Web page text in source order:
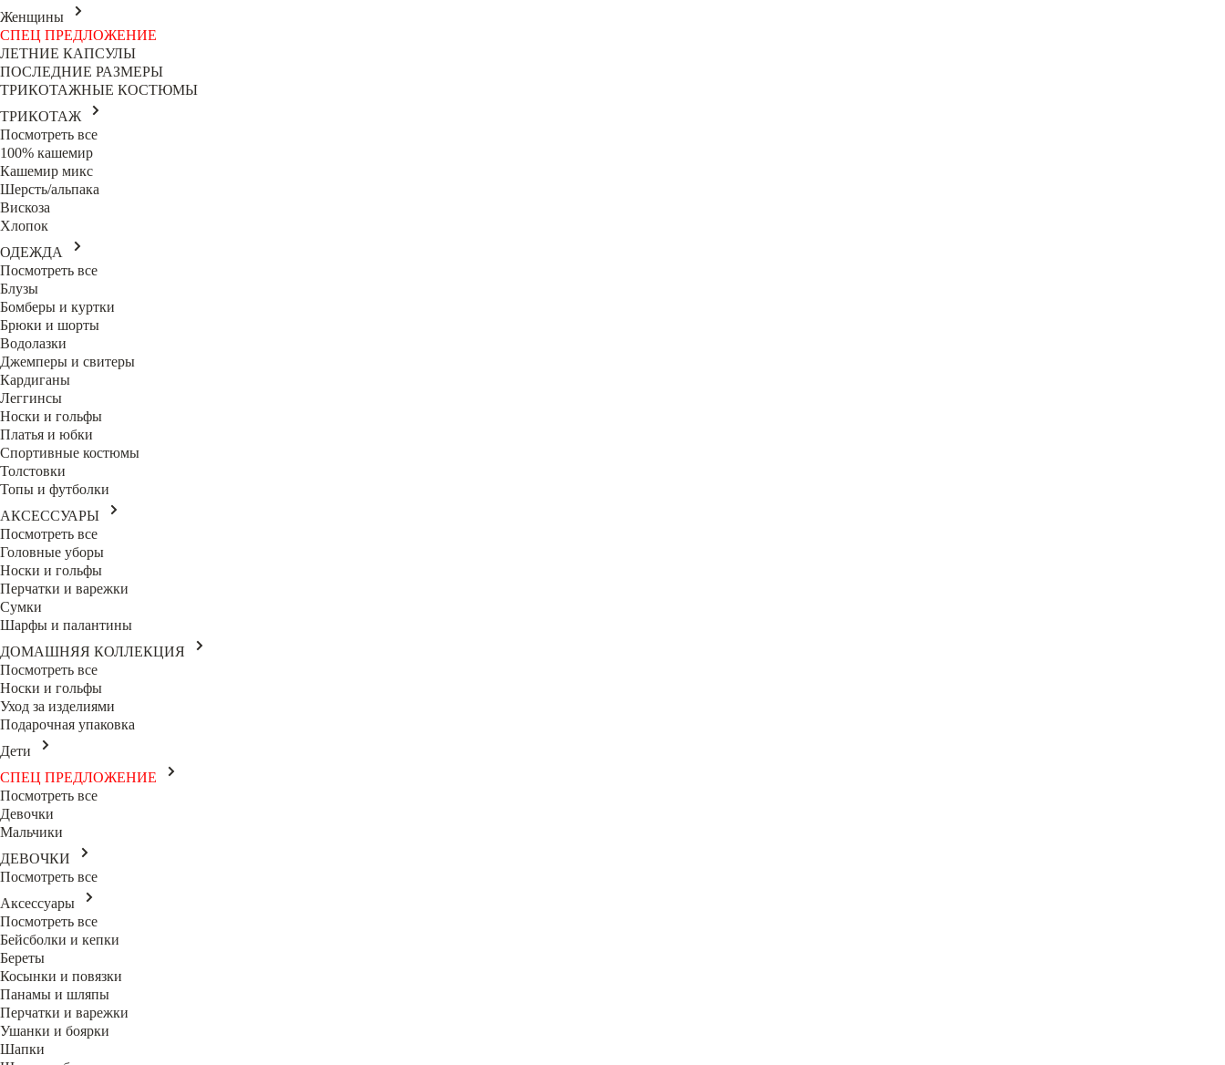
Женщины
СПЕЦ ПРЕДЛОЖЕНИЕ
ЛЕТНИЕ КАПСУЛЫ
ПОСЛЕДНИЕ РАЗМЕРЫ
ТРИКОТАЖНЫЕ КОСТЮМЫ
ТРИКОТАЖ
Посмотреть все
100% кашемир
Кашемир микс
Шерсть/альпака
Вискоза
Хлопок
ОДЕЖДА
Посмотреть все
Блузы
Бомберы и куртки
Брюки и шорты
Водолазки
Джемперы и свитеры
Кардиганы
Леггинсы
Носки и гольфы
Платья и юбки
Спортивные костюмы
Толстовки
Топы и футболки
АКСЕССУАРЫ
Посмотреть все
Головные уборы
Носки и гольфы
Перчатки и варежки
Сумки
Шарфы и палантины
ДОМАШНЯЯ КОЛЛЕКЦИЯ
Посмотреть все
Носки и гольфы
Уход за изделиями
Подарочная упаковка
Дети
СПЕЦ ПРЕДЛОЖЕНИЕ
Посмотреть все
Девочки
Мальчики
ДЕВОЧКИ
Посмотреть все
Аксессуары
Посмотреть все
Бейсболки и кепки
Береты
Косынки и повязки
Панамы и шляпы
Перчатки и варежки
Ушанки и боярки
Шапки